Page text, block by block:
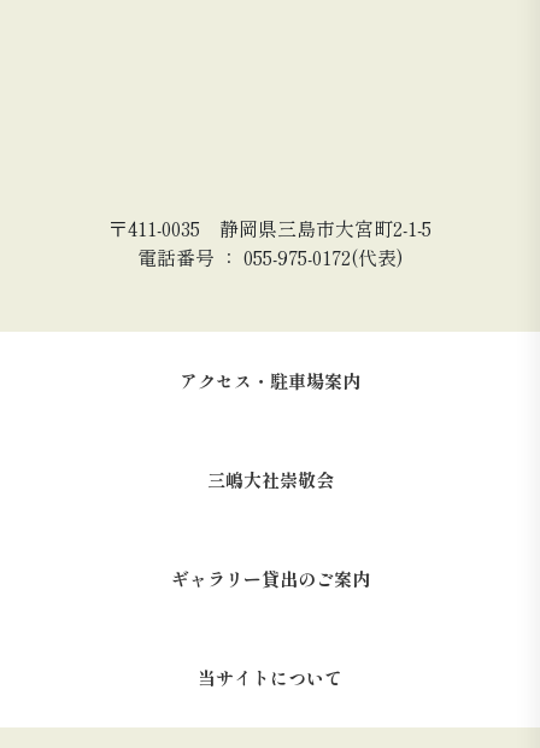
〒411-0035 静岡県三島市大宮町2-1-5
電話番号 ： 055-975-0172(代表)
アクセス・駐車場案内
三嶋大社崇敬会
ギャラリー貸出のご案内
当サイトについて